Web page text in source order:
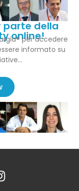
parte della
online!
per accedere
informato su